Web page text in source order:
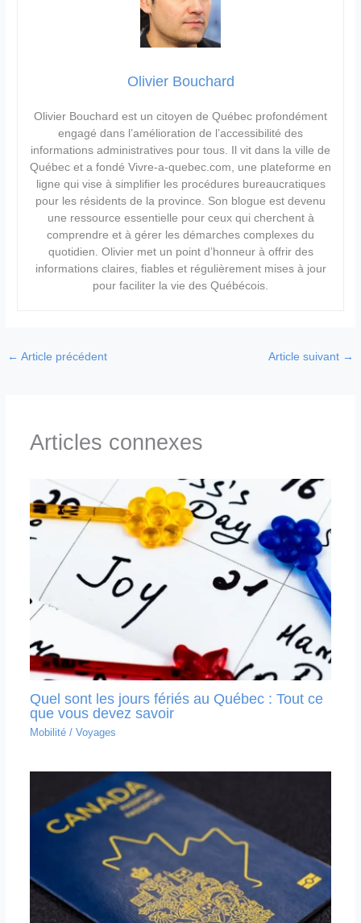
Olivier Bouchard
Olivier Bouchard est un citoyen de Québec profondément
engagé dans l’amélioration de l’accessibilité des
informations administratives pour tous. Il vit dans la ville de
Québec et a fondé Vivre-a-quebec.com, une plateforme en
ligne qui vise à simplifier les procédures bureaucratiques
pour les résidents de la province. Son blogue est devenu
une ressource essentielle pour ceux qui cherchent à
comprendre et à gérer les démarches complexes du
quotidien. Olivier met un point d’honneur à offrir des
informations claires, fiables et régulièrement mises à jour
pour faciliter la vie des Québécois.
← Article précédent Article suivant →
Articles connexes
Quel sont les jours fériés au Québec : Tout ce
que vous devez savoir
Mobilité/ Voyages